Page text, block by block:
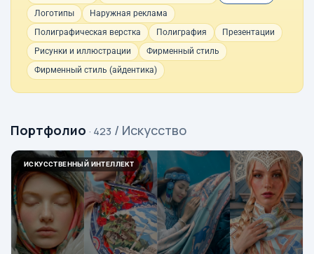
Логотипы
Наружная реклама
Полиграфическая верстка
Полиграфия
Презентации
Рисунки и иллюстрации
Фирменный стиль
Фирменный стиль (айдентика)
Портфолио · 423 / Искусство
ИСКУССТВЕННЫЙ ИНТЕЛЛЕКТ